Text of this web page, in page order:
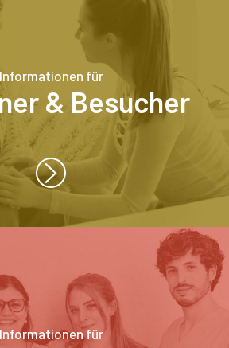
für
& Besucher
Informationen für